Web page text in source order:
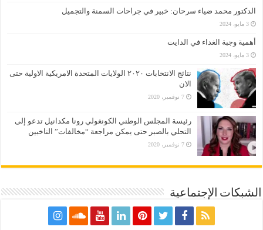
الدكتور محمد ضياء سرحان: خبير في جراحات السمنة والتجميل
3 مايو، 2024
أهمية وجبة الغداء في الدايت
3 مايو، 2024
نتائج الانتخابات ٢٠٢٠ الولايات المتحدة الامريكية الاولية حتى
الان
7 نوفمبر، 2020
رئيسة المجلس الوطني الكونغولي رونا مكدانيل تدعو إلى
التحلي بالصبر حتى يمكن مراجعة “مخالفات” الناخبين
7 نوفمبر، 2020
الشبكات الإجتماعية